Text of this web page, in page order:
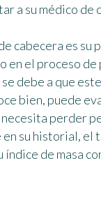
a su médico de
cabecera es su
en el proceso
debe a que
bien, puede
perder
en su historial, el
índice de masa